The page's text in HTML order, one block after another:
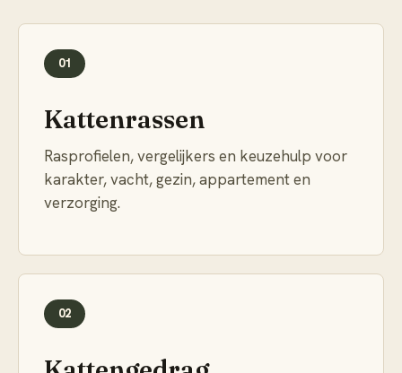
01
Kattenrassen
Rasprofielen, vergelijkers en keuzehulp voor
karakter, vacht, gezin, appartement en
verzorging.
02